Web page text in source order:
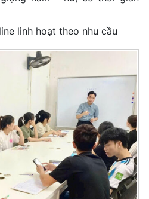
linh hoạt theo nhu cầu